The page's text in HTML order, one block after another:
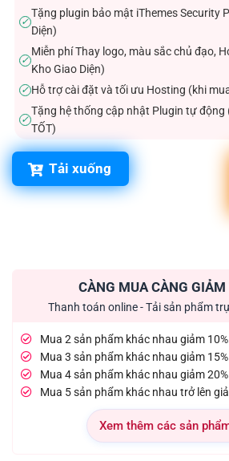
✓
Tặng plugin bảo mật iThemes Security
Diện)
✓
Miễn phí Thay logo, màu sắc chủ đạo,
Kho Giao Diện)
✓Hỗ trợ cài đặt và tối ưu Hosting (khi
✓
Tặng hệ thống cập nhật Plugin tự động
TỐT)
Tải xuống
CÀNG MUA CÀNG
Thanh toán online - Tải sản phẩm
Mua 2 sản phẩm khác nhau giảm
Mua 3 sản phẩm khác nhau giảm
Mua 4 sản phẩm khác nhau giảm
Mua 5 sản phẩm khác nhau trở lên
Xem thêm các sản